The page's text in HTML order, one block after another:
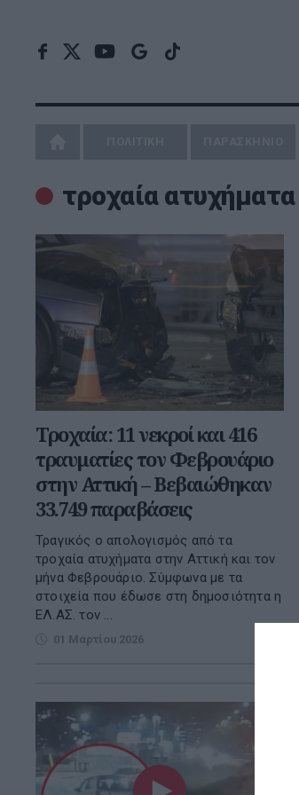
τροχαία ατυχήματα
Τροχαία: 11 νεκροί και 416
τραυματίες τον Φεβρουάριο
στην Αττική – Βεβαιώθηκαν
33.749 παραβάσεις
Τραγικός ο απολογισμός από τα
τροχαία ατυχήματα στην Αττική και τον
μήνα Φεβρουάριο. Σύμφωνα με τα
στοιχεία που έδωσε στη δημοσιότητα η
ΕΛ.ΑΣ. τον ...
01 Μαρτίου 2026